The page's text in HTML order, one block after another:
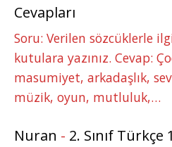
Cevapları
Soru: Verilen sözcüklerle
kutulara yazınız. Cevap:
masumiyet, arkadaşlık,
müzik, oyun, mutluluk,…
Nuran - 2. Sınıf